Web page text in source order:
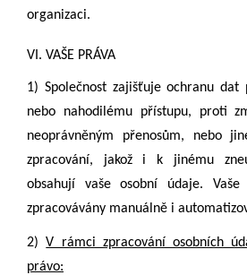
organizaci.
VI. VAŠE PRÁVA
1) Společnost zajišťuje ochranu dat
nebo nahodilému přístupu, proti
neoprávněným přenosům, nebo
zpracování, jakož i k jinému
obsahují vaše osobní údaje.
zpracovávány manuálně i
2)V rámci zpracování osobních
právo: